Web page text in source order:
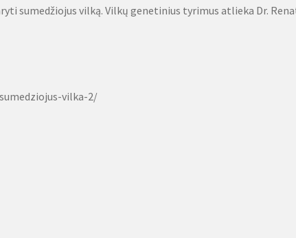
sumedžiojus vilką. Vilkų genetinius tyrimus atlieka Dr.
vilka-2/